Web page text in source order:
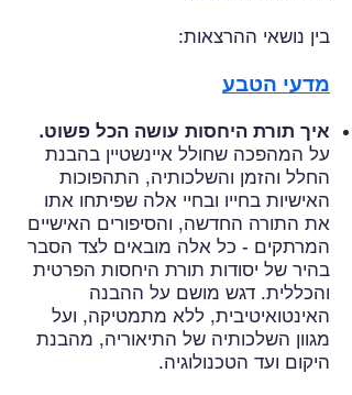
בין נושאי ההרצאות:
מדעי הטבע
איך תורת היחסות עושה הכל פשוט.
על המהפכה שחולל איינשטיין בהבנת
החלל והזמן והשלכותיה, התהפוכות
האישיות בחייו ובחיי אלה שפיתחו אתו
את התורה החדשה, והסיפורים האישיים
המרתקים - כל אלה מובאים לצד הסבר
בהיר של יסודות תורת היחסות הפרטית
והכללית. דגש מושם על ההבנה
האינטואיטיבית, ללא מתמטיקה, ועל
מגוון השלכותיה של התיאוריה, מהבנת
היקום ועד הטכנולוגיה.